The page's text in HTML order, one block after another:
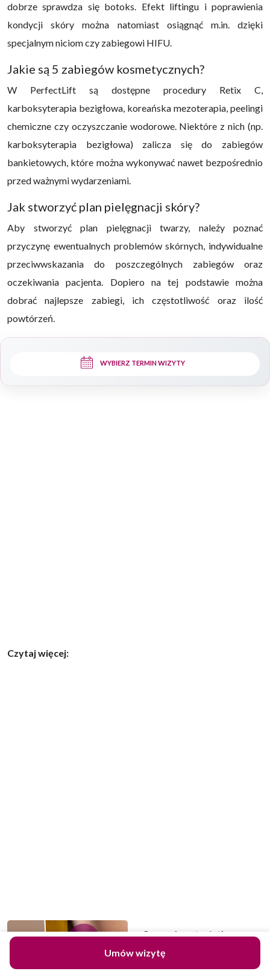
dobrze sprawdza się botoks. Efekt liftingu i poprawienia
kondycji skóry można natomiast osiągnąć m.in. dzięki
specjalnym niciom czy zabiegowi HIFU.
Jakie są 5 zabiegów kosmetycznych?
W PerfectLift są dostępne procedury Retix C,
karboksyterapia bezigłowa, koreańska mezoterapia, peelingi
chemiczne czy oczyszczanie wodorowe. Niektóre z nich (np.
karboksyterapia bezigłowa) zalicza się do zabiegów
bankietowych, które można wykonywać nawet bezpośrednio
przed ważnymi wydarzeniami.
Jak stworzyć plan pielęgnacji skóry?
Aby stworzyć plan pielęgnacji twarzy, należy poznać
przyczynę ewentualnych problemów skórnych, indywidualne
przeciwwskazania do poszczególnych zabiegów oraz
oczekiwania pacjenta. Dopiero na tej podstawie można
dobrać najlepsze zabiegi, ich częstotliwość oraz ilość
powtórzeń.
WYBIERZ TERMIN WIZYTY
Czytaj więcej:
Osocze bogatopłytkowe
wart efektów?
Umów wizytę